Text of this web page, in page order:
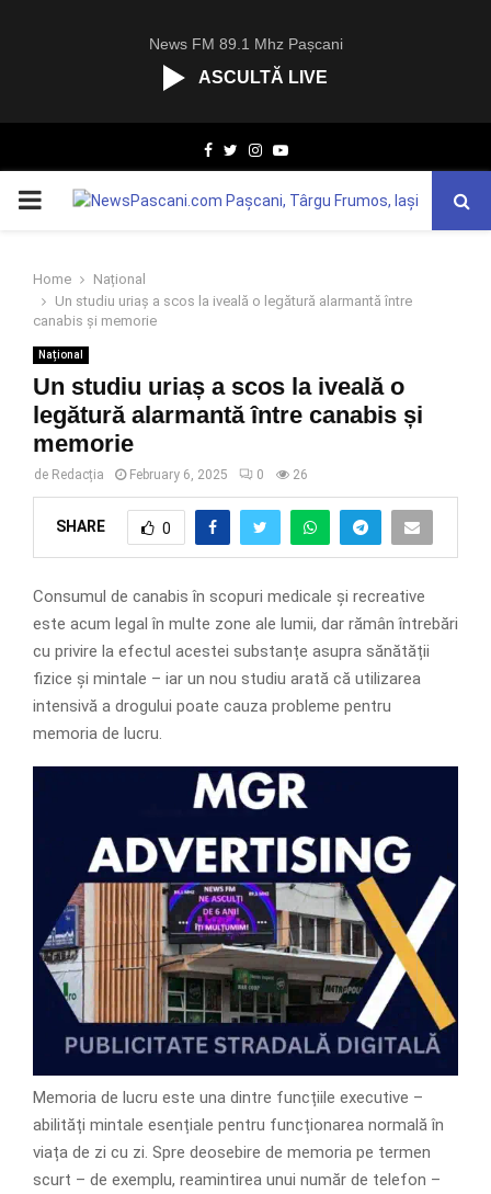
News FM 89.1 Mhz Pașcani
ASCULTĂ LIVE
Facebook
TwitterInstagram
Youtube
PRIMARY
Home
Național
Un studiu uriaș a scos la iveală o legătură alarmantă între
canabis și memorie
Național
Un studiu uriaș a scos la iveală o
legătură alarmantă între canabis și
memorie
de Redacția February 6, 2025 0 26
SHARE 0
Consumul de canabis în scopuri medicale și recreative
este acum legal în multe zone ale lumii, dar rămân întrebări
cu privire la efectul acestei substanțe asupra sănătății
fizice și mintale – iar un nou studiu arată că utilizarea
intensivă a drogului poate cauza probleme pentru
memoria de lucru.
Memoria de lucru este una dintre funcțiile executive –
abilități mintale esențiale pentru funcționarea normală în
viața de zi cu zi. Spre deosebire de memoria pe termen
scurt – de exemplu, reamintirea unui număr de telefon –